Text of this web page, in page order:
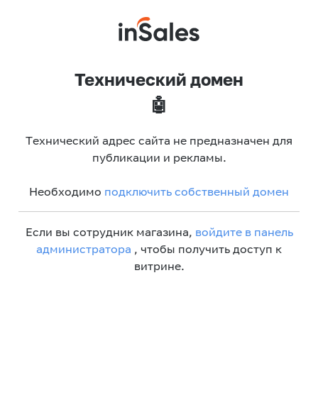
Технический домен
🤖
Технический адрес сайта не предназначен для
публикации и рекламы.
Необходимо подключить собственный домен
Если вы сотрудник магазина, войдите в панель
администратора , чтобы получить доступ к
витрине.